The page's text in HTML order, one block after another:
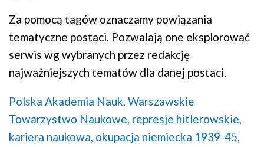
Za pomocą tagów oznaczamy powiązania
tematyczne postaci. Pozwalają one eksplorować
serwis wg wybranych przez redakcję
najważniejszych tematów dla danej postaci.
Polska Akademia Nauk, Warszawskie
Towarzystwo Naukowe, represje hitlerowskie,
kariera naukowa, okupacja niemiecka 1939-45,